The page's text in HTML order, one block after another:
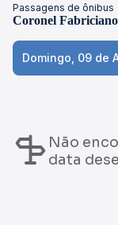
Passagens de ônibus
Coronel Fabriciano
Domingo, 09 de
Não
data